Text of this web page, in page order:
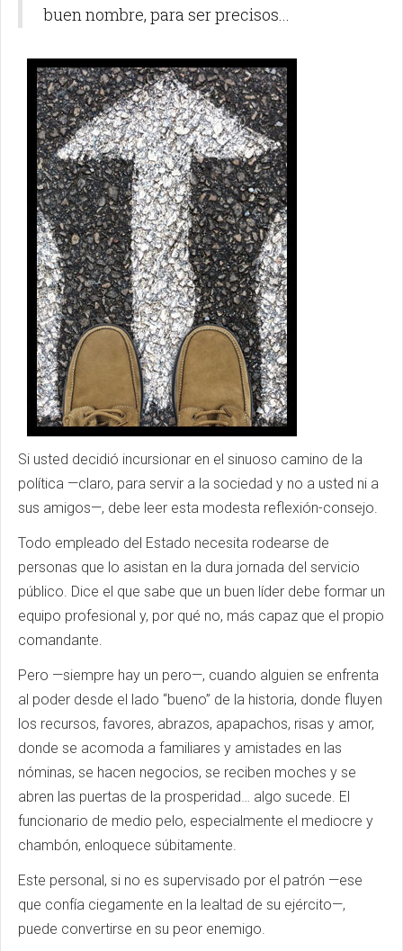
buen nombre, para ser precisos...
Si usted decidió incursionar en el sinuoso camino de la
política —claro, para servir a la sociedad y no a usted ni a
sus amigos—, debe leer esta modesta reflexión-consejo.
Todo empleado del Estado necesita rodearse de
personas que lo asistan en la dura jornada del servicio
público. Dice el que sabe que un buen líder debe formar un
equipo profesional y, por qué no, más capaz que el propio
comandante.
Pero —siempre hay un pero—, cuando alguien se enfrenta
al poder desde el lado “bueno” de la historia, donde fluyen
los recursos, favores, abrazos, apapachos, risas y amor,
donde se acomoda a familiares y amistades en las
nóminas, se hacen negocios, se reciben moches y se
abren las puertas de la prosperidad… algo sucede. El
funcionario de medio pelo, especialmente el mediocre y
chambón, enloquece súbitamente.
Este personal, si no es supervisado por el patrón —ese
que confía ciegamente en la lealtad de su ejército—,
puede convertirse en su peor enemigo.